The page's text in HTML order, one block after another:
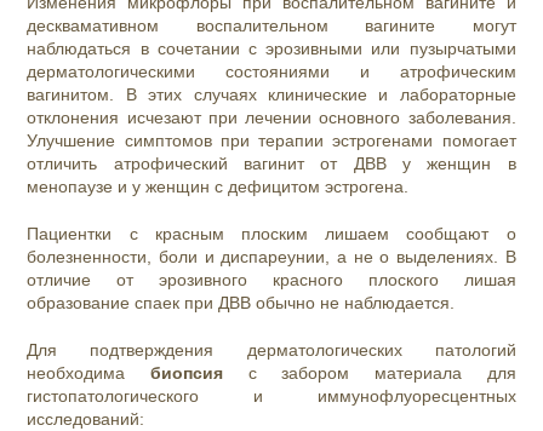
десквамативном воспалительном вагините могут
наблюдаться в сочетании с эрозивными или пузырчатыми
дерматологическими состояниями и атрофическим
вагинитом. В этих случаях клинические и лабораторные
отклонения исчезают при лечении основного заболевания.
Улучшение симптомов при терапии эстрогенами помогает
отличить атрофический вагинит от ДВВ у женщин в
менопаузе и у женщин с дефицитом эстрогена.
Пациентки с красным плоским лишаем сообщают о
болезненности, боли и диспареунии, а не о выделениях. В
отличие от эрозивного красного плоского лишая
образование спаек при ДВВ обычно не наблюдается.
Для подтверждения дерматологических патологий
необходимабиопсия с забором материала для
гистопатологического и иммунофлуоресцентных
исследований: